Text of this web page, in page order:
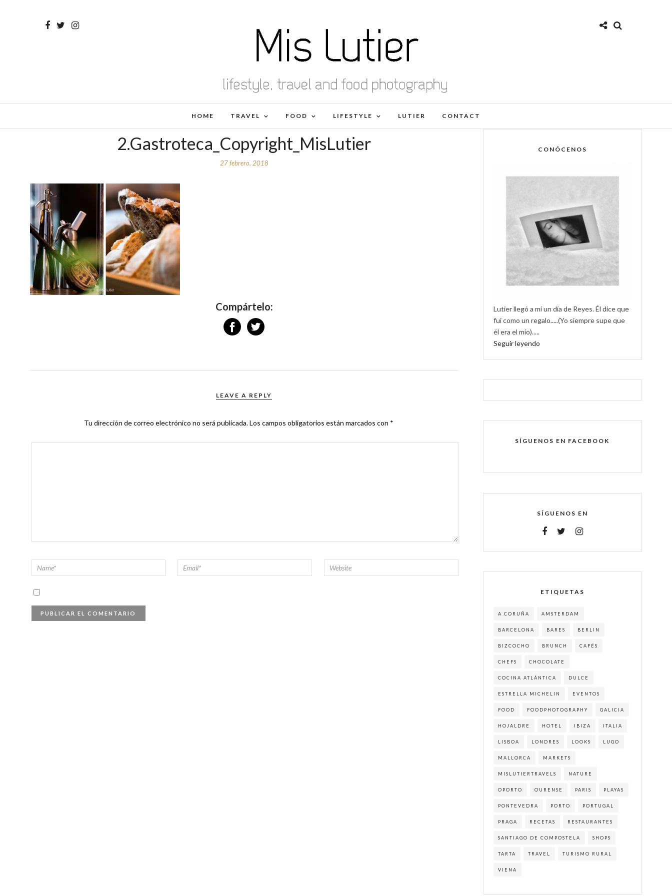
HOME TRAVEL FOOD LIFESTYLE LUTIER CONTACT
2.Gastroteca_Copyright_MisLutier
27 febrero, 2018
Compártelo:
LEAVE A REPLY
Tu dirección de correo electrónico no será publicada.Los campos obligatorios están marcados con *
CONÓCENOS
Lutier llegó a mí un día de Reyes. Él dice que
fui como un regalo.....(Yo siempre supe que
él era el mío).....
Seguir leyendo
SÍGUENOS EN FACEBOOK
SÍGUENOS EN
ETIQUETAS
A CORUÑA AMSTERDAM
BARCELONA BARES BERLIN
BIZCOCHO BRUNCH CAFÉS
CHEFS CHOCOLATE
COCINA ATLÁNTICA DULCE
ESTRELLA MICHELIN EVENTOS
FOOD FOODPHOTOGRAPHY GALICIA
HOJALDRE HOTEL IBIZA ITALIA
LISBOA LONDRES LOOKS LUGO
MALLORCA MARKETS
MISLUTIERTRAVELS NATURE
OPORTO OURENSE PARIS PLAYAS
PONTEVEDRA PORTO PORTUGAL
PRAGA RECETAS RESTAURANTES
SANTIAGO DE COMPOSTELA SHOPS
TARTA TRAVEL TURISMO RURAL
VIENA